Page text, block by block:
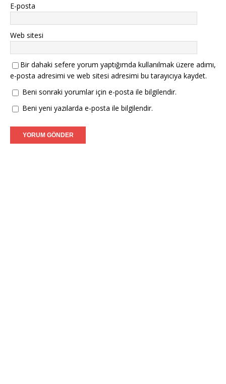
E-posta
Web sitesi
Bir dahaki sefere yorum yaptığımda kullanılmak üzere adımı,
e-posta adresimi ve web sitesi adresimi bu tarayıcıya kaydet.
Beni sonraki yorumlar için e-posta ile bilgilendir.
Beni yeni yazılarda e-posta ile bilgilendir.